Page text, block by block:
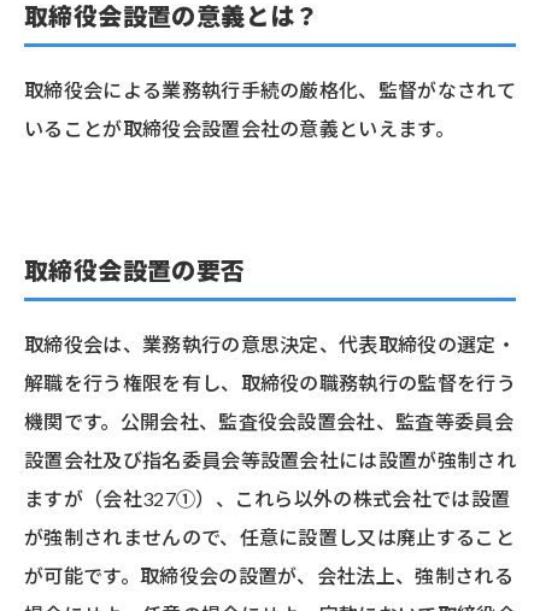
取締役会設置の意義とは？
取締役会による業務執行手続の厳格化、監督がなされて
いることが取締役会設置会社の意義といえます。
取締役会設置の要否
取締役会は、業務執行の意思決定、代表取締役の選定・
解職を行う権限を有し、取締役の職務執行の監督を行う
機関です。公開会社、監査役会設置会社、監査等委員会
設置会社及び指名委員会等設置会社には設置が強制され
ますが（会社327①）、これら以外の株式会社では設置
が強制されませんので、任意に設置し又は廃止すること
が可能です。取締役会の設置が、会社法上、強制される